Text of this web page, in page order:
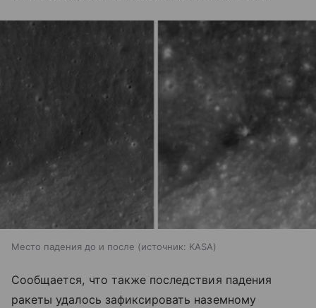
Место падения до и после источник: KASA
Сообщается, что также последствия падения
ракеты удалось зафиксировать наземному